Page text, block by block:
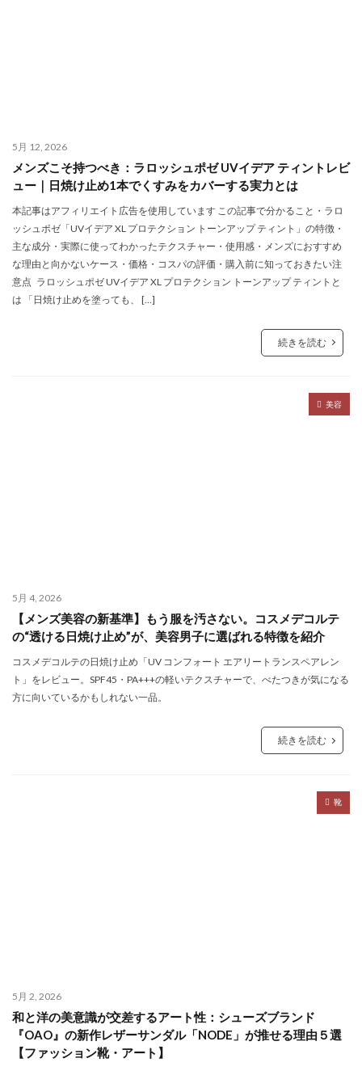
5月 12, 2026
メンズこそ持つべき：ラロッシュポゼ UVイデア ティントレビ
ュー｜日焼け止め1本でくすみをカバーする実力とは
本記事はアフィリエイト広告を使用しています この記事で分かること・ラロ
ッシュポゼ「UVイデア XL プロテクション トーンアップ ティント」の特徴・
主な成分・実際に使ってわかったテクスチャー・使用感・メンズにおすすめ
な理由と向かないケース・価格・コスパの評価・購入前に知っておきたい注
意点 ラロッシュポゼ UVイデア XL プロテクション トーンアップ ティントと
は 「日焼け止めを塗っても、 […]
続きを読む
美容
5月 4, 2026
【メンズ美容の新基準】もう服を汚さない。コスメデコルテ
の“透ける日焼け止め”が、美容男子に選ばれる特徴を紹介
コスメデコルテの日焼け止め「UV コンフォート エアリートランスペアレン
ト」をレビュー。SPF45・PA+++の軽いテクスチャーで、べたつきが気になる
方に向いているかもしれない一品。
続きを読む
靴
5月 2, 2026
和と洋の美意識が交差するアート性：シューズブランド
『OAO』の新作レザーサンダル「NODE」が推せる理由５選
【ファッション靴・アート】